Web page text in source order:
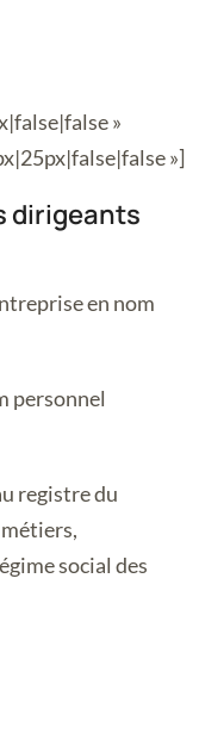
»
»]
dirigeants
en nom
personnel
registre du
social des